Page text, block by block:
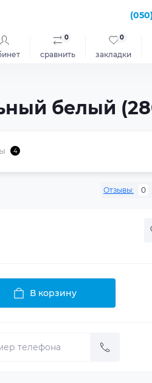
сравнить
0
закладки
0
белый
4
Отзывы: 0
В корзину